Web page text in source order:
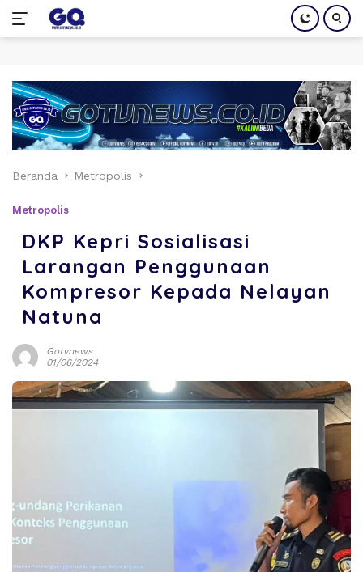
konten
Beranda Metropolis
Metropolis
DKP Kepri Sosialisasi
Larangan Penggunaan
Kompresor Kepada Nelayan
Natuna
Gotvnews
01/06/2024